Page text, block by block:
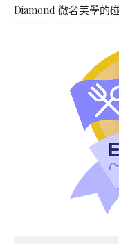
Diamond 微奢美學的